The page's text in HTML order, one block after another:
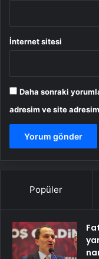
İnternet sitesi
Daha sonraki
adresim ve site
Popüler